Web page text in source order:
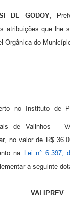
DE GODOY ,
atribuições que lhe
Orgânica do
no Instituto de
de Valinhos –
no valor de R$
na
Lei n° 6.397,
a seguinte
VALIPREV